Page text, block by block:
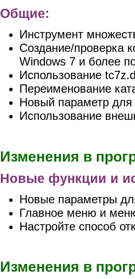
Общие:
Инструмент
Создание/проверка
Windows 7 и более
Использование
Переименование
Новый параметр для
Использование
Изменения в
Новые функции и
Новые параметры
Главное меню и
Настройте способ
Изменения в